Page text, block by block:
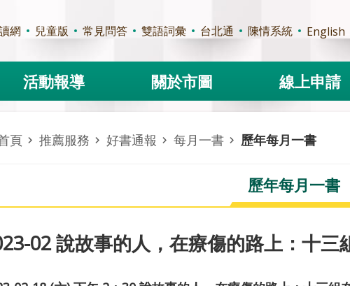
網 兒童版 常見問答 雙語詞彙 台北通 陳情系統 English
活動報導 關於市圖 線上申請
頁 推薦服務 好書通報 每月一書 歷年每月一書
歷年每月一書
02 說故事的人，在療傷的路上：十